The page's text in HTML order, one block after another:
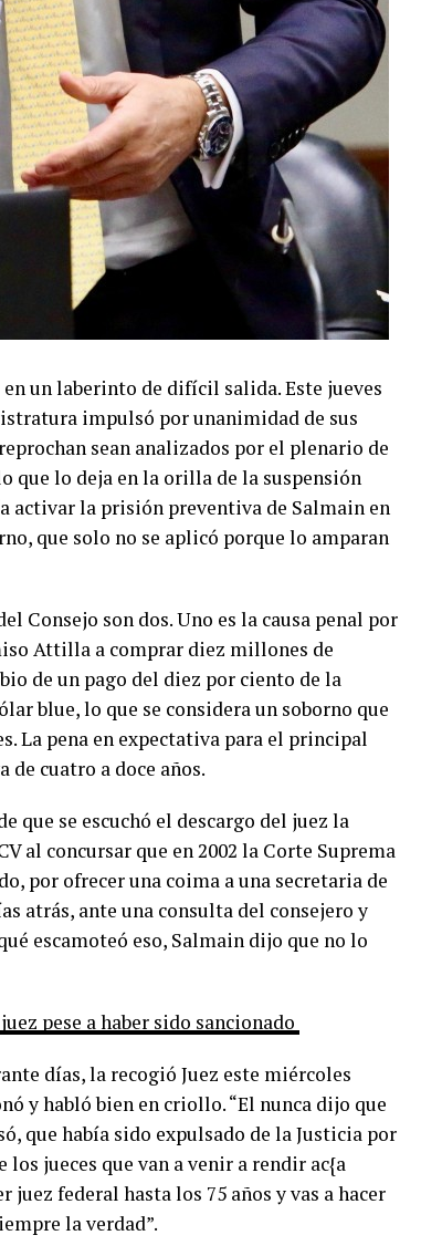
un laberinto de difícil salida. Este jueves
impulsó por unanimidad de sus
sean analizados por el plenario de
que lo deja en la orilla de la suspensión
activar la prisión preventiva de Salmain en
que solo no se aplicó porque lo amparan
Consejo son dos. Uno es la causa penal por
Attilla a comprar diez millones de
de un pago del diez por ciento de la
blue, lo que se considera un soborno que
La pena en expectativa para el principal
cuatro a doce años.
que se escuchó el descargo del juez la
al concursar que en 2002 la Corte Suprema
por ofrecer una coima a una secretaria de
atrás, ante una consulta del consejero y
escamoteó eso, Salmain dijo que no lo
pese a haber sido sancionado
días, la recogió Juez este miércoles
y habló bien en criollo. “El nunca dijo que
que había sido expulsado de la Justicia por
jueces que van a venir a rendir ac{a
juez federal hasta los 75 años y vas a hacer
la verdad”.